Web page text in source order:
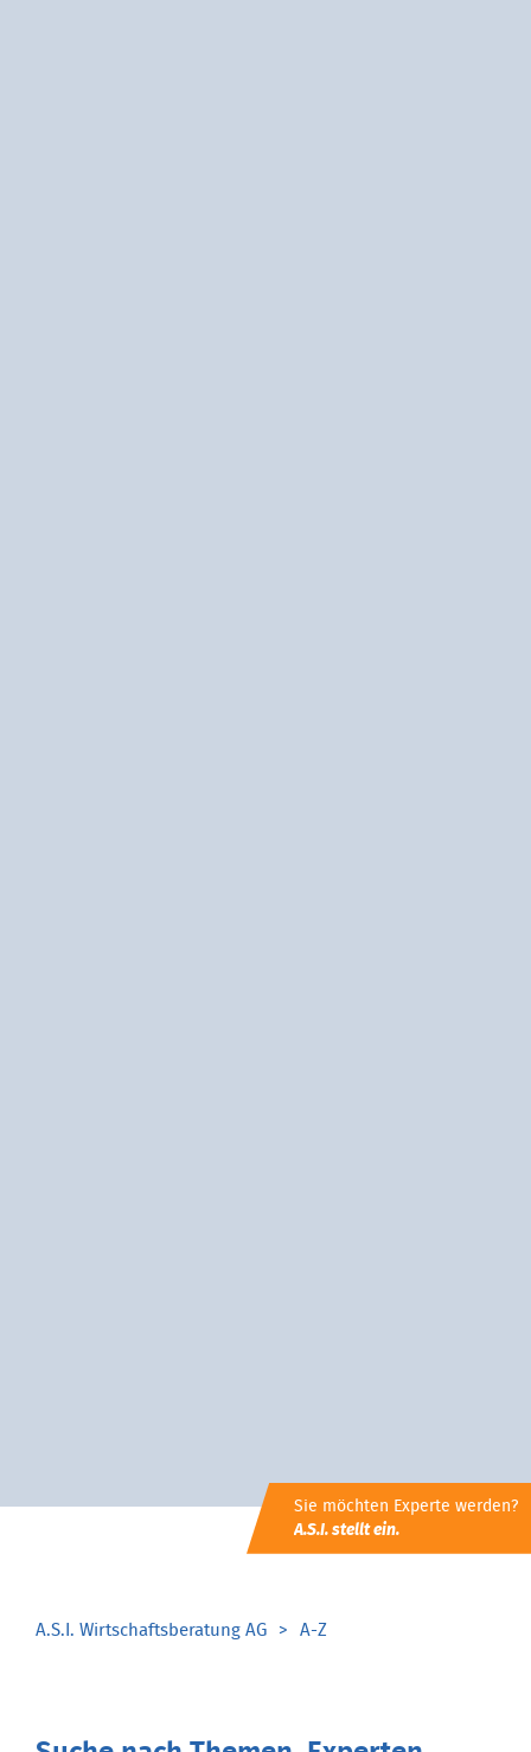
Sie möchten Experte werden?
A.S.I. stellt ein.
A.S.I. Wirtschaftsberatung AG A-Z